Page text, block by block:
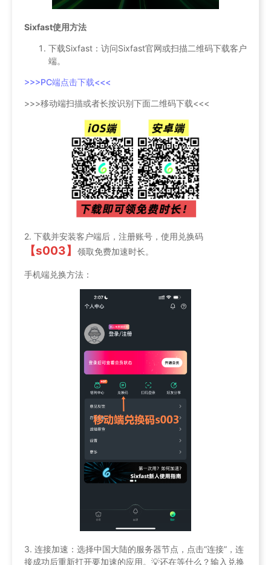
Sixfast使用方法
下载Sixfast：访问Sixfast官网或扫描二维码下载客户
端。
>>>PC端点击下载<<<
>>>移动端扫描或者长按识别下面二维码下载<<<
2. 下载并安装客户端后，注册账号，使用兑换码
【s003】 领取免费加速时长。
手机端兑换方法：
3. 连接加速：选择中国大陆的服务器节点，点击“连接”，连
接成功后重新打开要加速的应用。💡还在等什么？输入兑换